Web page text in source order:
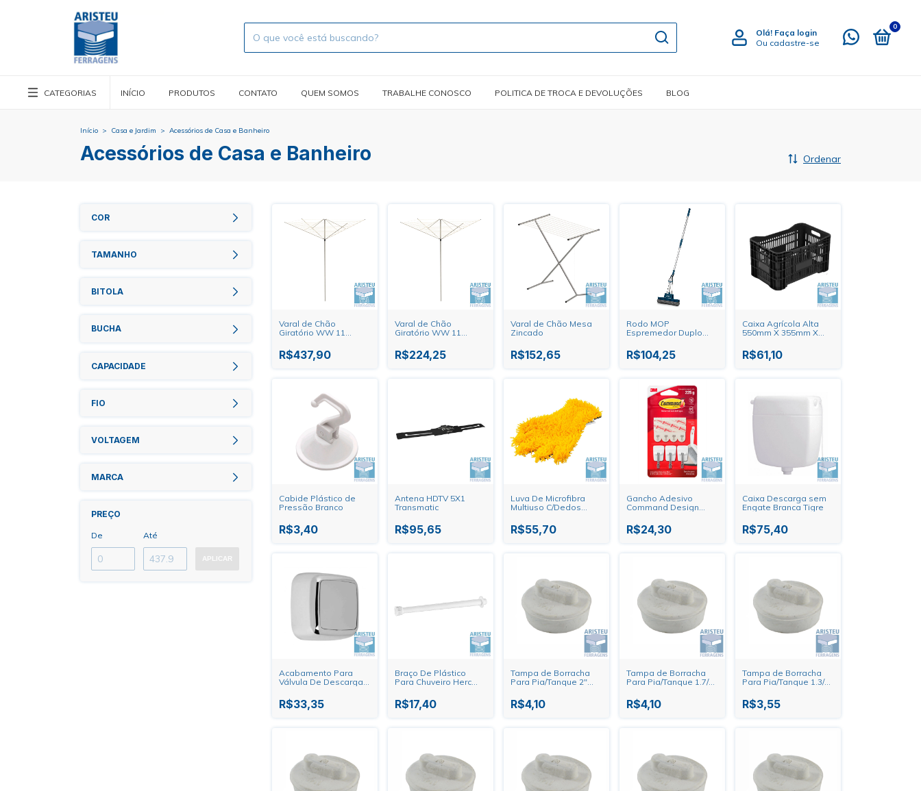
Olá! Faça login
Ou cadastre-se
0
CATEGORIAS INÍCIO PRODUTOS CONTATO QUEM SOMOS TRABALHE CONOSCO POLITICA DE TROCA E DEVOLUÇÕES BLOG
Início > Casa e Jardim > Acessórios de Casa e Banheiro
Acessórios de Casa e Banheiro Ordenar
COR
TAMANHO
BITOLA
BUCHA
CAPACIDADE
FIO
VOLTAGEM
MARCA
PREÇO
De Até
APLICAR
Varal de Chão
Giratório WW 11
Reforçado
R$437,90
Varal de Chão
Giratório WW 11
R$224,25
Varal de Chão Mesa
Zincado
R$152,65
Rodo MOP
Espremedor Duplo
R$104,25
Caixa Agrícola Alta
550mm X 355mm X
R$61,10
Cabide Plástico de
Pressão Branco
R$3,40
Antena HDTV 5X1
Transmatic
R$95,65
Luva De Microfibra
Multiuso C/Dedos
R$55,70
Gancho Adesivo
Command Design
3M
R$24,30
Caixa Descarga sem
Engate Branca Tigre
R$75,40
Acabamento Para
Válvula De Descarga
R$33,35
Braço De Plástico
Para Chuveiro Herc
R$17,40
Tampa de Borracha
Para Pia/Tanque 2"
R$4,10
Tampa de Borracha
Para Pia/Tanque 1.7/8"
R$4,10
Tampa de Borracha
Para Pia/Tanque 1.3/4"
R$3,55